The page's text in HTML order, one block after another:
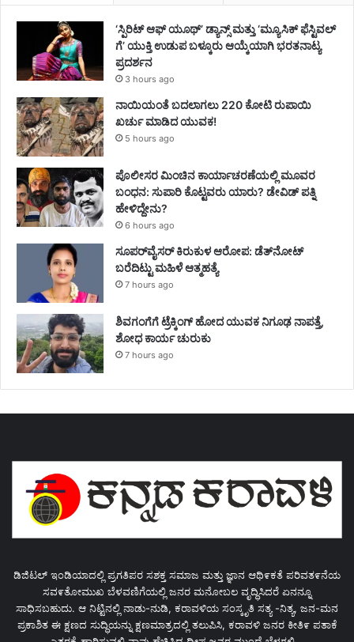
‘ಸ್ಪಿರಿಟ್ ಆಫ್ ಯೂಥ್’ ಡ್ಯಾನ್ಸ್ ಮತ್ತು ‘ಮ್ಯೂಸಿಕ್ ಫೆಸ್ಟಿವಲ್
ಗೆ’ ಯುಕ್ತಿ ಉಡುಪ ಬಳ್ಕೂರು ಆಯ್ಕೆಯಾಗಿ ಭರತನಾಟ್ಯ
ಪ್ರದರ್ಶನ
3 hours ago
ನಾಯಿಯಂತೆ ಬದಲಾಗಲು 220 ಕೋಟಿ ರುಪಾಯಿ
ಖರ್ಚು ಮಾಡಿದ ಯುವಕ!
5 hours ago
ಪೊಲೀಸರ ಮಿಂಚಿನ ಕಾರ್ಯಾಚರಣೆಯಲ್ಲಿ ಮೂವರ
ಬಂಧನ: ಸುಪಾರಿ ಕೊಟ್ಟವರು ಯಾರು? ಡೇವಿಡ್ ಪತ್ನಿ
ಹೇಳಿದ್ದೇನು?
6 hours ago
ಸೂಪರ್‌ವೈಸರ್‌ ಕಿರುಕುಳ ಆರೋಪ: ಡೆತ್‌ನೋಟ್‌
ಬರೆದಿಟ್ಟು ಮಹಿಳೆ ಆತ್ಮಹತ್ಯೆ
7 hours ago
ಶಿವಗಂಗೆಗೆ ಟ್ರೆಕ್ಕಿಂಗ್‌ ಹೋದ ಯುವಕ ನಿಗೂಢ ನಾಪತ್ತೆ,
ಶೋಧ ಕಾರ್ಯ ಚುರುಕು
7 hours ago
ಡಿಜಿಟಲ್ ಇಂಡಿಯಾದಲ್ಲಿ ಪ್ರಗತಿಪರ ಸಶಕ್ತ ಸಮಾಜ ಮತ್ತು ಜ್ಞಾನ ಆಥಿ೯ಕತೆ ಪರಿವತ೯ನೆಯ
ಸವ೯ತೋಮುಖ ಬೆಳವಣಿಗೆಯಲ್ಲಿ ಜನರ ಮನೋಬಲ ವೃದ್ಧಿಸಿದರೆ ಏನನ್ನೂ
ಸಾಧಿಸಬಹುದು. ಆ ನಿಟ್ಟಿನಲ್ಲಿ ನಾಡು-ನುಡಿ, ಕರಾವಳಿಯ ಸಂಸ್ಕೃತಿ ಸತ್ಯ -ನಿತ್ಯ, ಜನ-ಮನ
ಪ್ರಕಾಶಿತ ಈ ಕ್ಷಣದ ಸುದ್ಧಿಯನ್ನು ಕ್ಷಣಮಾತ್ರದಲ್ಲಿ ತಲುಪಿಸಿ, ಕರಾವಳಿ ಜನರ ಕೀತಿ೯ ಪತಾಕೆ